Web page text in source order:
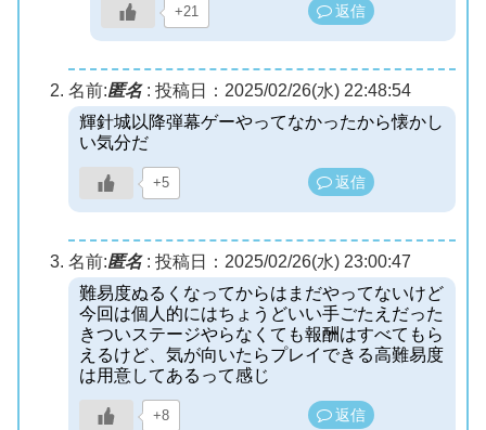
+21 返信
名前:匿名: 投稿日：2025/02/26(水) 22:48:54
輝針城以降弾幕ゲーやってなかったから懐かし
い気分だ
+5 返信
名前:匿名: 投稿日：2025/02/26(水) 23:00:47
難易度ぬるくなってからはまだやってないけど
今回は個人的にはちょうどいい手ごたえだった
きついステージやらなくても報酬はすべてもら
えるけど、気が向いたらプレイできる高難易度
は用意してあるって感じ
+8 返信